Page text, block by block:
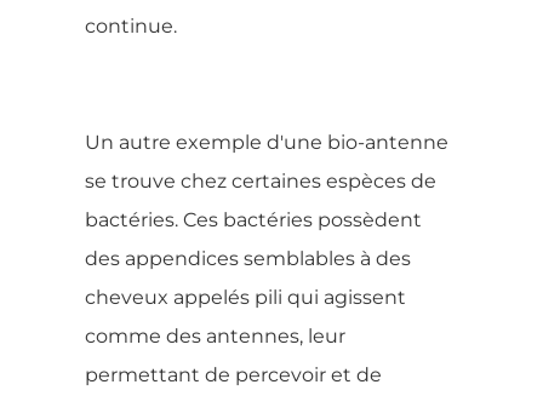
continue.
Un autre exemple d'une bio-antenne
se trouve chez certaines espèces de
bactéries. Ces bactéries possèdent
des appendices semblables à des
cheveux appelés pili qui agissent
comme des antennes, leur
permettant de percevoir et de